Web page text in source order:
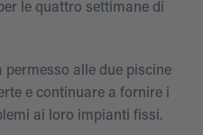
le quattro settimane di
permesso alle due piscine
e continuare a fornire i
ai loro impianti fissi.